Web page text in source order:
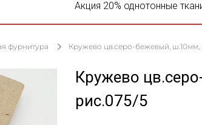
Акция 20% однотонные
фурнитура Кружево цв.серо-бежевый, ш.10мм,
Кружево
рис.075/5